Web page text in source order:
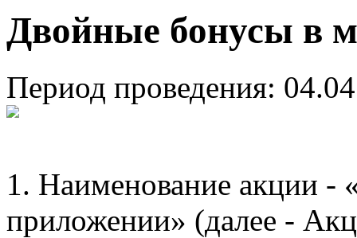
Двойные бонусы в
Период проведения:
1. Наименование акции
приложении» (далее -